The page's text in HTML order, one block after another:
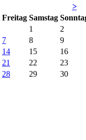
>
Freitag Samstag So
1
2
7 8
9
14 15
16
21 22
23
28 29
30